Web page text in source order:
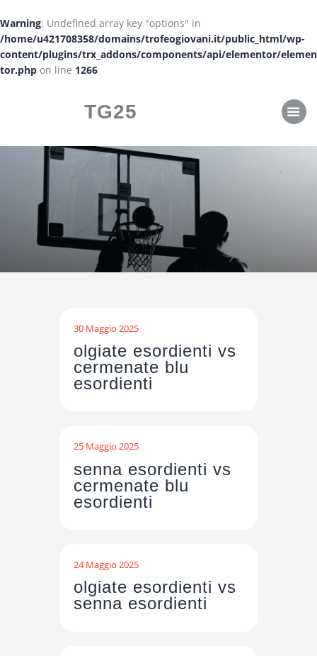
Warning: Undefined array key "options" in
/home/u421708358/domains/trofeogiovani.it/public_html/wp-
content/plugins/trx_addons/components/api/elementor/elemen
tor.php on line 1266
TG25
CALENDARI
30 Maggio 2025
olgiate esordienti vs
cermenate blu
esordienti
25 Maggio 2025
senna esordienti vs
cermenate blu
esordienti
24 Maggio 2025
olgiate esordienti vs
senna esordienti